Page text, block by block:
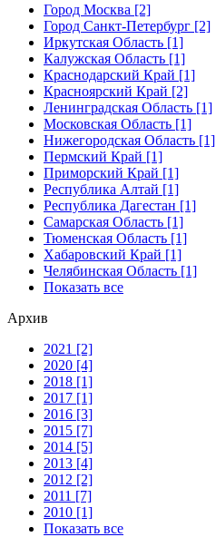
Город Москва [2]
Город Санкт-Петербург [2]
Иркутская Область [1]
Калужская Область [1]
Краснодарский Край [1]
Красноярский Край [2]
Ленинградская Область [1]
Московская Область [1]
Нижегородская Область [1]
Пермский Край [1]
Приморский Край [1]
Республика Алтай [1]
Республика Дагестан [1]
Самарская Область [1]
Тюменская Область [1]
Хабаровский Край [1]
Челябинская Область [1]
Показать все
Архив
2021 [2]
2020 [4]
2018 [1]
2017 [1]
2016 [3]
2015 [7]
2014 [5]
2013 [4]
2012 [2]
2011 [7]
2010 [1]
Показать все